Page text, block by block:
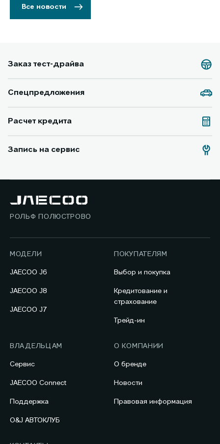
Все новости
Заказ тест-драйва
Спецпредложения
Расчет кредита
Запись на сервис
РОЛЬФ ПОЛЮСТРОВО
МОДЕЛИ
JAECOO J6
JAECOO J8
JAECOO J7
ПОКУПАТЕЛЯМ
Выбор и покупка
Кредитование и
страхование
Трейд-ин
ВЛАДЕЛЬЦАМ
Сервис
JAECOO Connect
Поддержка
O&J АВТОКЛУБ
О КОМПАНИИ
О бренде
Новости
Правовая информация